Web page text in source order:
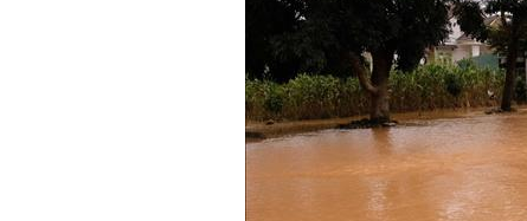
Việt
Các show
Các
khác